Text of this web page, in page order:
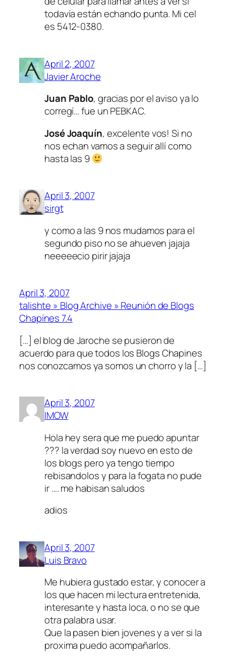
todavía están echando punta. Mi cel
es 5412-0380.
April 2, 2007
Javier Aroche
Juan Pablo, gracias por el aviso ya lo
corregí… fue un PEBKAC.
José Joaquín, excelente vos! Si no
nos echan vamos a seguir allí como
hasta las 9
April 3, 2007
sirgt
y como a las 9 nos mudamos para el
segundo piso no se ahueven jajaja
neeeeecio pirir jajaja
April 3, 2007
talishte » Blog Archive » Reunión de Blogs
Chapínes 7.4
[…] el blog de Jaroche se pusieron de
acuerdo para que todos los Blogs Chapines
nos conozcamos ya somos un chorro y la […]
April 3, 2007
IMOW
Hola hey sera que me puedo apuntar
??? la verdad soy nuevo en esto de
los blogs pero ya tengo tiempo
rebisandolos y para la fogata no pude
ir …. me habisan saludos
adios
April 3, 2007
Luis Bravo
Me hubiera gustado estar, y conocer a
los que hacen mi lectura entretenida,
interesante y hasta loca, o no se que
otra palabra usar.
Que la pasen bien jovenes y a ver si la
proxima puedo acompañarlos.